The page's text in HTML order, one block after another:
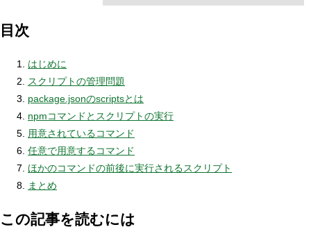
目次
はじめに
スクリプトの管理問題
package.jsonのscriptsとは
npmコマンドとスクリプトの実行
用意されているコマンド
任意で用意するコマンド
ほかのコマンドの前後に実行されるスクリプト
まとめ
この記事を読むには